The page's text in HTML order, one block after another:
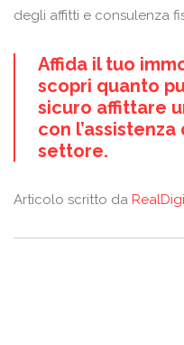
degli affitti e consulenza
Affida il tuo
scopri quanto
sicuro affittare
con
settore.
Articolo scritto da